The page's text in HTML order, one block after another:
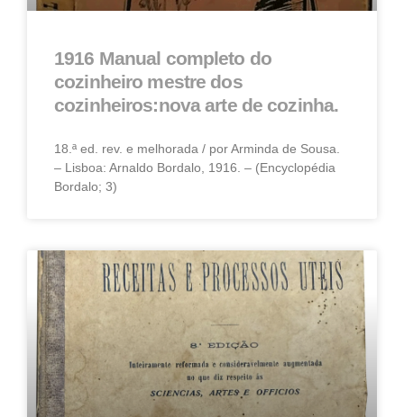
1916 Manual completo do
cozinheiro mestre dos
cozinheiros:nova arte de cozinha.
18.ª ed. rev. e melhorada / por Arminda de Sousa.
– Lisboa: Arnaldo Bordalo, 1916. – (Encyclopédia
Bordalo; 3)